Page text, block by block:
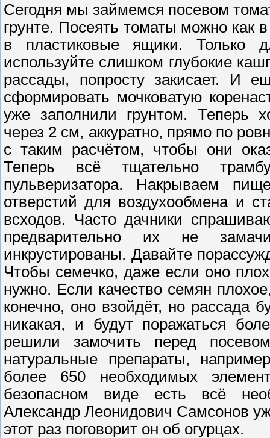
Сегодня мы займемся посевом
грунте. Посеять томаты можно как
в пластиковые ящики. Только
используйте слишком глубокие
рассады, попросту закисает. И
сформировать мочковатую
уже заполнили грунтом. Теперь
через 2 см, аккуратно, прямо по
с таким расчётом, чтобы они
Теперь всё тщательно
пульверизатора. Накрываем
отверстий для воздухообмена и
всходов. Часто дачники
предварительно их не
инкрустированы. Давайте
Чтобы семечко, даже если оно
нужно. Если качество семян
конечно, оно взойдёт, но рассада
никакая, и будут поражаться
решили замочить перед
натуральные препараты,
более 650 необходимых
безопасном виде есть всё
Александр Леонидович Самсонов
этот раз поговорит он об огурцах.